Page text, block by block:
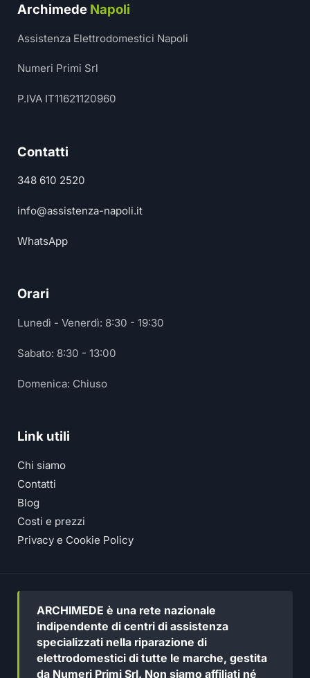
Archimede Napoli
Assistenza Elettrodomestici Napoli
Numeri Primi Srl
P.IVA IT11621120960
Contatti
348 610 2520
info@assistenza-napoli.it
WhatsApp
Orari
Lunedì - Venerdì: 8:30 - 19:30
Sabato: 8:30 - 13:00
Domenica: Chiuso
Link utili
Chi siamo
Contatti
Blog
Costi e prezzi
Privacy e Cookie Policy
ARCHIMEDE è una rete nazionale
indipendente di centri di assistenza
specializzati nella riparazione di
elettrodomestici di tutte le marche, gestita
da Numeri Primi Srl. Non siamo affiliati né